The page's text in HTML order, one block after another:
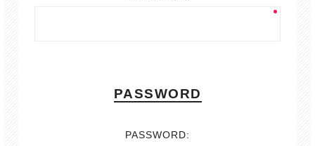
PASSWORD
PASSWORD: